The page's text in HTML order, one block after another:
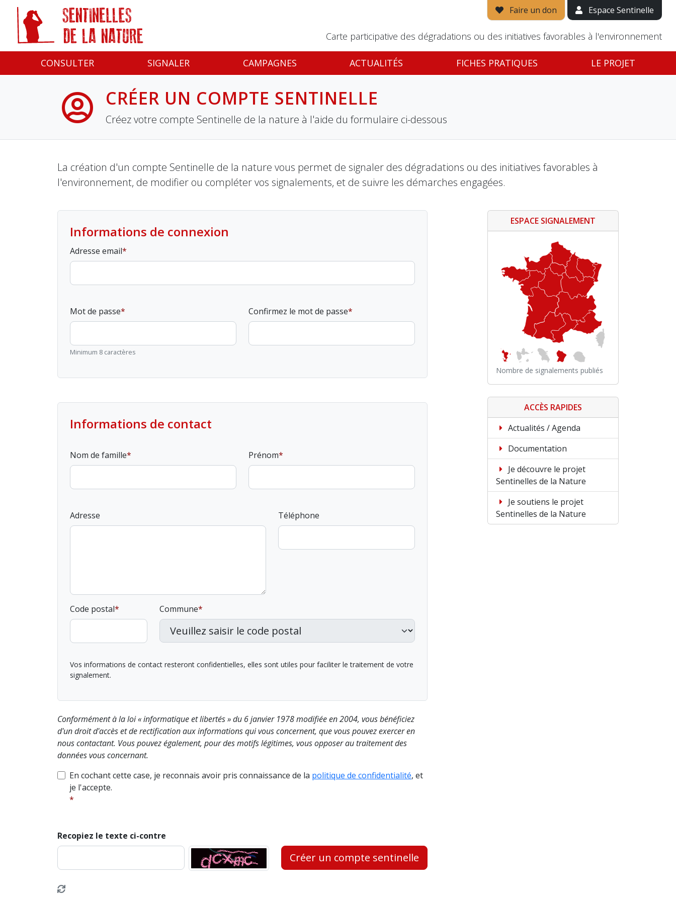
Faire un don Espace Sentinelle
Carte participative des dégradations ou des initiatives favorables à l'environnement
CONSULTER SIGNALER CAMPAGNES ACTUALITÉS FICHES PRATIQUES LE PROJET
CRÉER UN COMPTE SENTINELLE
Créez votre compte Sentinelle de la nature à l'aide du formulaire ci-dessous
La création d'un compte Sentinelle de la nature vous permet de signaler des dégradations ou des initiatives favorables à
l'environnement, de modifier ou compléter vos signalements, et de suivre les démarches engagées.
Informations de connexion
Adresse email
Mot de passe
Minimum 8 caractères
Confirmez le mot de passe
Informations de contact
Nom de famille Prénom
Adresse Téléphone
Code postal Commune
Vos informations de contact resteront confidentielles, elles sont utiles pour faciliter le traitement de votre
signalement.
Conformément à la loi « informatique et libertés » du 6 janvier 1978 modifiée en 2004, vous bénéficiez
d'un droit d'accès et de rectification aux informations qui vous concernent, que vous pouvez exercer en
nous contactant. Vous pouvez également, pour des motifs légitimes, vous opposer au traitement des
données vous concernant.
En cochant cette case, je reconnais avoir pris connaissance de la politique de confidentialité, et
je l'accepte.
Recopiez le texte ci-contre
Créer un compte sentinelle
ESPACE SIGNALEMENT
Nombre de signalements publiés
ACCÈS RAPIDES
Actualités / Agenda
Documentation
Je découvre le projet
Sentinelles de la Nature
Je soutiens le projet
Sentinelles de la Nature
Panneau de gestion des cookies